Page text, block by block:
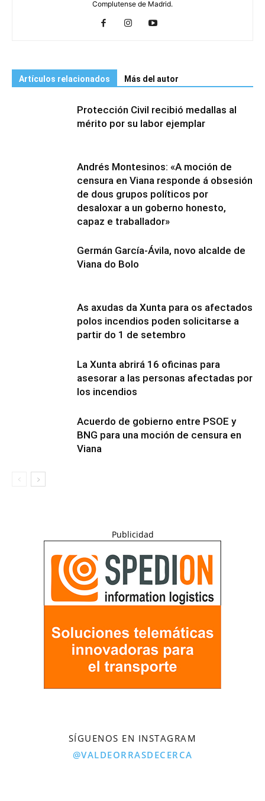
Complutense de Madrid.
Artículos relacionados Más del autor
Protección Civil recibió medallas al
mérito por su labor ejemplar
Andrés Montesinos: «A moción de
censura en Viana responde á obsesión
de dous grupos políticos por
desaloxar a un goberno honesto,
capaz e traballador»
Germán García-Ávila, novo alcalde de
Viana do Bolo
As axudas da Xunta para os afectados
polos incendios poden solicitarse a
partir do 1 de setembro
La Xunta abrirá 16 oficinas para
asesorar a las personas afectadas por
los incendios
Acuerdo de gobierno entre PSOE y
BNG para una moción de censura en
Viana
Publicidad
SÍGUENOS EN INSTAGRAM
@VALDEORRASDECERCA